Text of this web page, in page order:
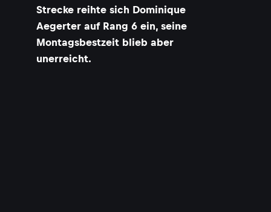
Strecke reihte sich Dominique
Aegerter auf Rang 6 ein, seine
Montagsbestzeit blieb aber
unerreicht.